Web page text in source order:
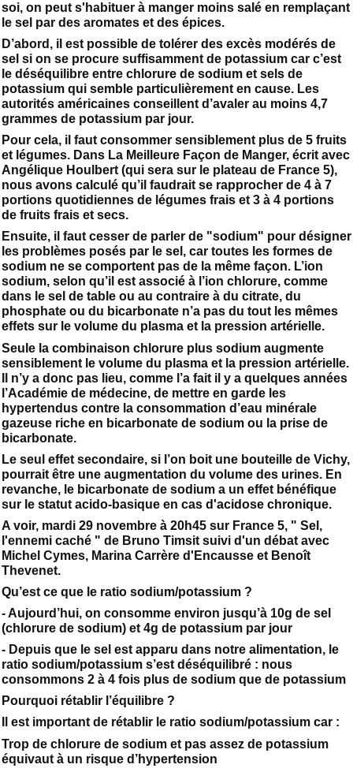
soi, on peut s'habituer à manger moins salé en remplaçant
le sel par des aromates et des épices.
D’abord, il est possible de tolérer des excès modérés de
sel si on se procure suffisamment de potassium car c’est
le déséquilibre entre chlorure de sodium et sels de
potassium qui semble particulièrement en cause. Les
autorités américaines conseillent d’avaler au moins 4,7
grammes de potassium par jour.
Pour cela, il faut consommer sensiblement plus de 5 fruits
et légumes. Dans La Meilleure Façon de Manger, écrit avec
Angélique Houlbert (qui sera sur le plateau de France 5),
nous avons calculé qu’il faudrait se rapprocher de 4 à 7
portions quotidiennes de légumes frais et 3 à 4 portions
de fruits frais et secs.
Ensuite, il faut cesser de parler de "sodium" pour désigner
les problèmes posés par le sel, car toutes les formes de
sodium ne se comportent pas de la même façon. L’ion
sodium, selon qu’il est associé à l’ion chlorure, comme
dans le sel de table ou au contraire à du citrate, du
phosphate ou du bicarbonate n’a pas du tout les mêmes
effets sur le volume du plasma et la pression artérielle.
Seule la combinaison chlorure plus sodium augmente
sensiblement le volume du plasma et la pression artérielle.
Il n’y a donc pas lieu, comme l’a fait il y a quelques années
l’Académie de médecine, de mettre en garde les
hypertendus contre la consommation d’eau minérale
gazeuse riche en bicarbonate de sodium ou la prise de
bicarbonate.
Le seul effet secondaire, si l’on boit une bouteille de Vichy,
pourrait être une augmentation du volume des urines. En
revanche, le bicarbonate de sodium a un effet bénéfique
sur le statut acido-basique en cas d'acidose chronique.
A voir, mardi 29 novembre à 20h45 sur France 5, " Sel,
l'ennemi caché " de Bruno Timsit suivi d'un débat avec
Michel Cymes, Marina Carrère d'Encausse et Benoît
Thevenet.
Qu’est ce que le ratio sodium/potassium ?
- Aujourd’hui, on consomme environ jusqu’à 10g de sel
(chlorure de sodium) et 4g de potassium par jour
- Depuis que le sel est apparu dans notre alimentation, le
ratio sodium/potassium s’est déséquilibré : nous
consommons 2 à 4 fois plus de sodium que de potassium
Pourquoi rétablir l’équilibre ?
Il est important de rétablir le ratio sodium/potassium car :
Trop de chlorure de sodium et pas assez de potassium
équivaut à un risque d’hypertension